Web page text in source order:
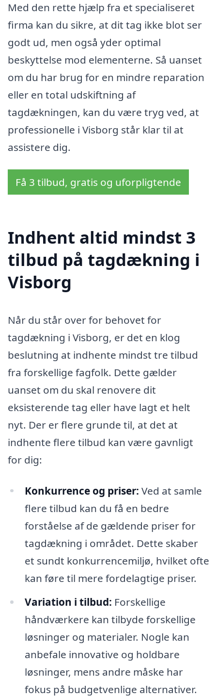
Med den rette hjælp fra et specialiseret
firma kan du sikre, at dit tag ikke blot ser
godt ud, men også yder optimal
beskyttelse mod elementerne. Så uanset
om du har brug for en mindre reparation
eller en total udskiftning af
tagdækningen, kan du være tryg ved, at
professionelle i Visborg står klar til at
assistere dig.
Få 3 tilbud, gratis og uforpligtende
Indhent altid mindst 3
tilbud på tagdækning i
Visborg
Når du står over for behovet for
tagdækning i Visborg, er det en klog
beslutning at indhente mindst tre tilbud
fra forskellige fagfolk. Dette gælder
uanset om du skal renovere dit
eksisterende tag eller have lagt et helt
nyt. Der er flere grunde til, at det at
indhente flere tilbud kan være gavnligt
for dig:
Konkurrence og priser: Ved at samle
flere tilbud kan du få en bedre
forståelse af de gældende priser for
tagdækning i området. Dette skaber
et sundt konkurrencemiljø, hvilket ofte
kan føre til mere fordelagtige priser.
Variation i tilbud: Forskellige
håndværkere kan tilbyde forskellige
løsninger og materialer. Nogle kan
anbefale innovative og holdbare
løsninger, mens andre måske har
fokus på budgetvenlige alternativer.